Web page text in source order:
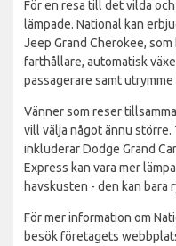
För en resa till det vilda
lämpade. National kan
Jeep Grand Cherokee,
farthållare, automatisk
passagerare samt
Vänner som reser
vill välja något ännu större.
inkluderar Dodge Grand
Express kan vara mer
havskusten - den kan bara
För mer information om
besök företagets